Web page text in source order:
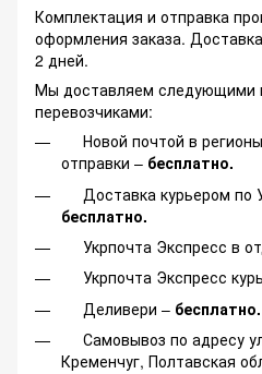
Комплектация и отправка
оформления заказа.
2 дней.
Мы доставляем следующими
перевозчиками:
Новой почтой в
отправки – бесплатно.
Доставка курьером по
бесплатно.
Укрпочта Экспресс в
Укрпочта Экспресс
Деливери – бесплатно.
Самовывоз по адресу
Кременчуг, Полтавская